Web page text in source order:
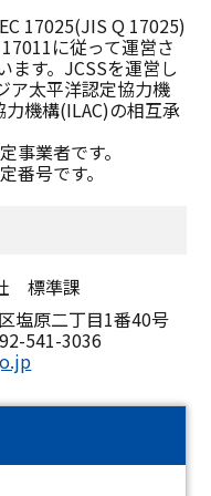
17025(JIS Q 17025)
に従って運営さ
ます。JCSSを運営し
ア太平洋認定協力機
機構(ILAC)の相互承
事業者です。
番号です。
標準課
塩原二丁目1番40号
541-3036